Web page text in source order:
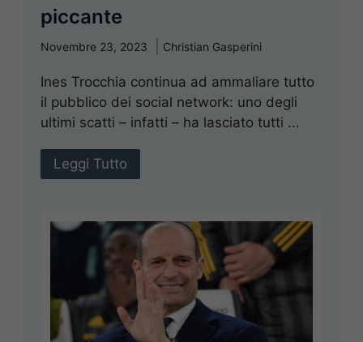
piccante
Novembre 23, 2023 Christian Gasperini
Ines Trocchia continua ad ammaliare tutto
il pubblico dei social network: uno degli
ultimi scatti – infatti – ha lasciato tutti ...
Leggi Tutto